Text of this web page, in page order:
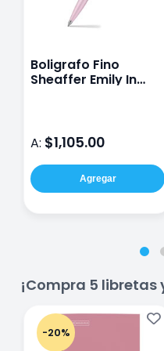
Boligrafo Fino
Sheaffer Emily In
A: $1,105.00
Agregar
¡Compra 5 libretas y
-20%